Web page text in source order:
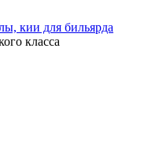
класса